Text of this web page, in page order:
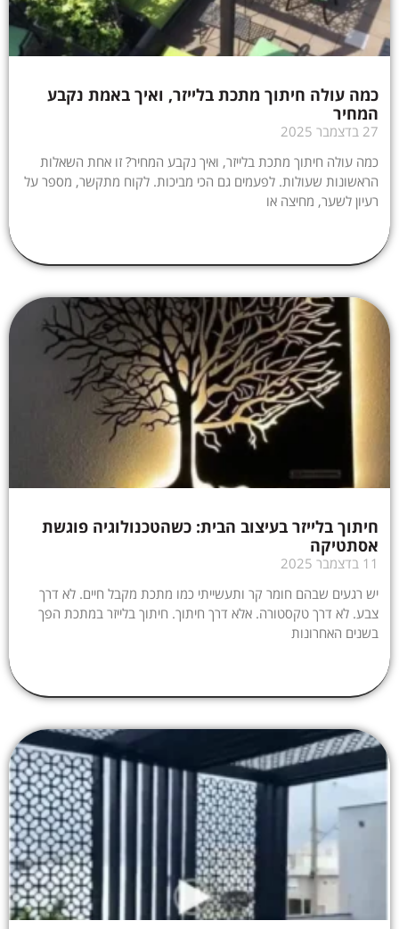
כמה עולה חיתוך מתכת בלייזר, ואיך באמת נקבע
המחיר
27 בדצמבר 2025
כמה עולה חיתוך מתכת בלייזר, ואיך נקבע המחיר? זו אחת השאלות
הראשונות שעולות. לפעמים גם הכי מביכות. לקוח מתקשר, מספר על
רעיון לשער, מחיצה או
חיתוך בלייזר בעיצוב הבית: כשהטכנולוגיה פוגשת
אסתטיקה
11 בדצמבר 2025
יש רגעים שבהם חומר קר ותעשייתי כמו מתכת מקבל חיים. לא דרך
צבע. לא דרך טקסטורה. אלא דרך חיתוך. חיתוך בלייזר במתכת הפך
בשנים האחרונות